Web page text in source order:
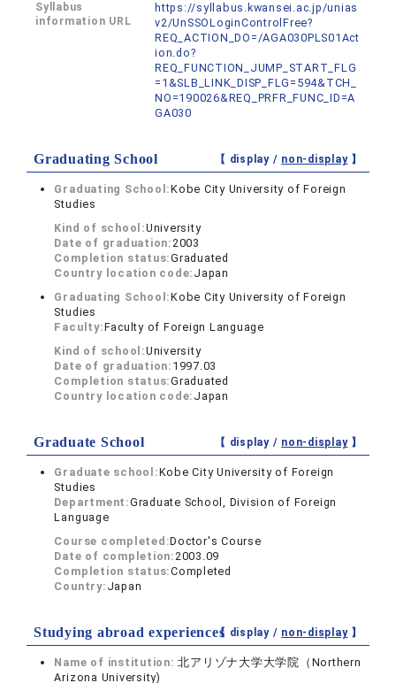
Syllabus
information URL
https://syllabus.kwansei.ac.jp/unias
v2/UnSSOLoginControlFree?
REQ_ACTION_DO=/AGA030PLS01Act
ion.do?
REQ_FUNCTION_JUMP_START_FLG
=1&SLB_LINK_DISP_FLG=594&TCH_
NO=190026&REQ_PRFR_FUNC_ID=A
GA030
Graduating School 【 display / non-display】
Graduating School:Kobe City University of Foreign
Studies
Kind of school:University
Date of graduation:2003
Completion status:Graduated
Country location code: Japan
Graduating School:Kobe City University of Foreign
Studies
Faculty:Faculty of Foreign Language
Kind of school:University
Date of graduation: 1997.03
Completion status:Graduated
Country location code: Japan
Graduate School 【 display / non-display】
Graduate school:Kobe City University of Foreign
Studies
Department:Graduate School, Division of Foreign
Language
Course completed:Doctor's Course
Date of completion:2003.09
Completion status:Completed
Country: Japan
Studying abroad experiences【 display / non-display】
Name of institution:北アリゾナ大学大学院（Northern
Arizona University)